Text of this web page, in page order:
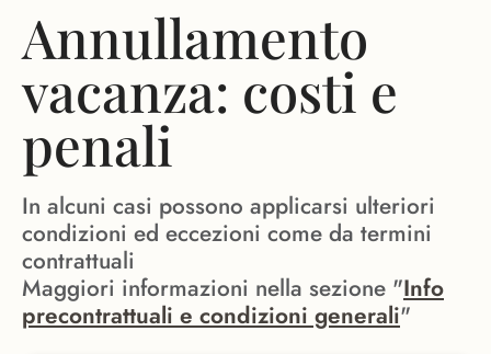
Annullamento
vacanza: costi e
penali
In alcuni casi possono applicarsi ulteriori
condizioni ed eccezioni come da termini
contrattuali
Maggiori informazioni nella sezione "Info
precontrattuali e condizioni generali"